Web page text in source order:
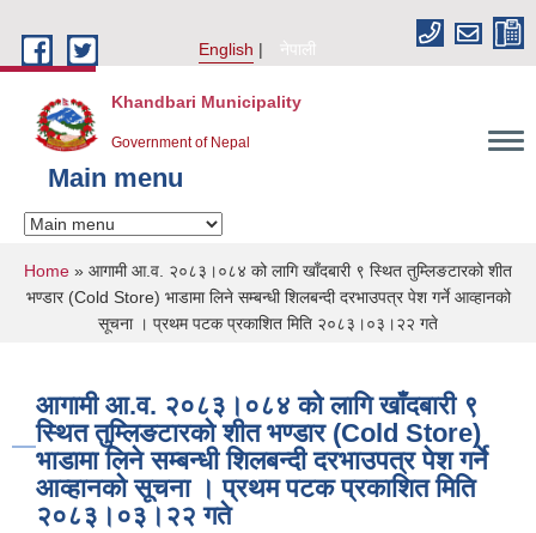
English
नेपाली
Khandbari Municipality
Government of Nepal
Main menu
You are here
Home » आगामी आ.व. २०८३।०८४ को लागि खाँदबारी ९ स्थित तुम्लिङटारको शीत
भण्डार (Cold Store) भाडामा लिने सम्बन्धी शिलबन्दी दरभाउपत्र पेश गर्ने आव्हानको
सूचना । प्रथम पटक प्रकाशित मिति २०८३।०३।२२ गते
आगामी आ.व. २०८३।०८४ को लागि खाँदबारी ९
स्थित तुम्लिङटारको शीत भण्डार (Cold Store)
भाडामा लिने सम्बन्धी शिलबन्दी दरभाउपत्र पेश गर्ने
आव्हानको सूचना । प्रथम पटक प्रकाशित मिति
२०८३।०३।२२ गते